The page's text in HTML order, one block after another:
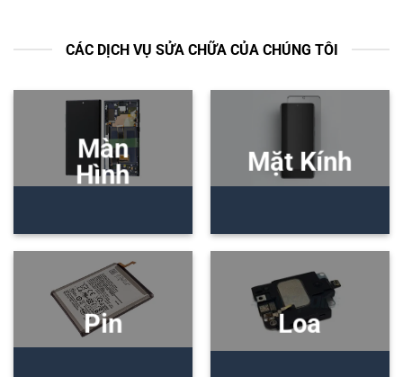
CÁC DỊCH VỤ SỬA CHỮA CỦA CHÚNG TÔI
Màn
Hình
Mặt Kính
Pin Loa